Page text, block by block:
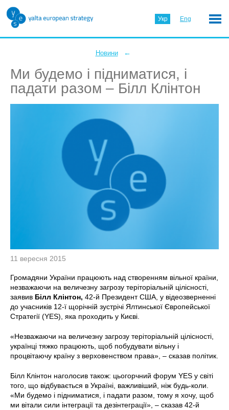
Укр Eng
Новини ←
Ми будемо і підниматися, і
падати разом – Білл Клінтон
11 вересня 2015
Громадяни України працюють над створенням вільної країни,
незважаючи на величезну загрозу теріторіальній цілісності,
заявив Білл Клінтон, 42-й Президент США, у відеозверненні
до учасників 12-ї щорічній зустрічі Ялтинської Європейської
Стратегії (YES), яка проходить у Києві.
«Незважаючи на величезну загрозу теріторіальній цілісності,
українці тяжко працюють, щоб побудувати вільну і
процвітаючу країну з верховенством права», – сказав політик.
Білл Клінтон наголосив також: цьогорчний форум YES у світі
того, що відбувається в Україні, важливіший, ніж будь-коли.
«Ми будемо і підниматися, і падати разом, тому я хочу, щоб
ми вітали сили інтеграції та дезінтеграції», – сказав 42-й